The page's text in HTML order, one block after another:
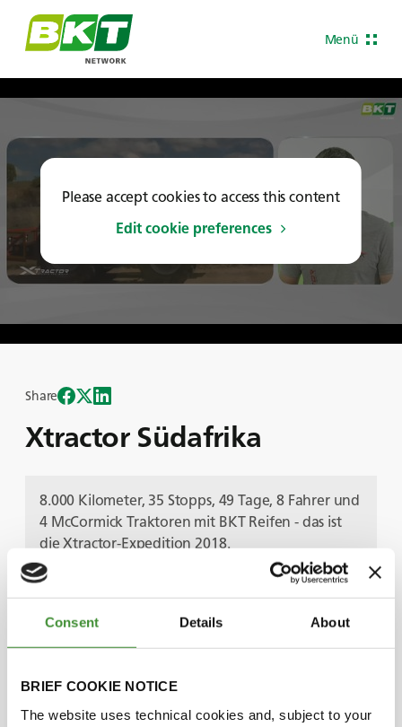
Consent Details About
BRIEF COOKIE NOTICE
The website uses technical cookies and, subject to your
Menü
Please accept cookies to access this content
Edit cookie preferences
Xtractor Südafrika
Share
8.000 Kilometer, 35 Stopps, 49 Tage, 8 Fahrer und
4 McCormick Traktoren mit BKT Reifen - das ist
die Xtractor-Expedition 2018.
In dieser inspirierenden Folge erzählen wir von
unserer epischen Reise durch Südafrika mit
mit dem Ziel, die landwirtschaftliche Entwicklung
und die Wirtschaft südafrikanischer Gemeinden
Erfahren Sie aus erster Hand von unserer
Managerin für Events und Markensponsoring,